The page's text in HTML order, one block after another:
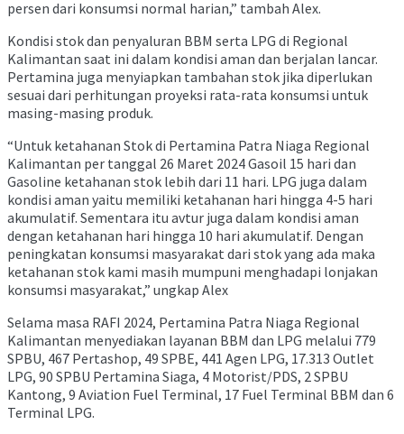
persen dari konsumsi normal harian,” tambah Alex.
Kondisi stok dan penyaluran BBM serta LPG di Regional
Kalimantan saat ini dalam kondisi aman dan berjalan lancar.
Pertamina juga menyiapkan tambahan stok jika diperlukan
sesuai dari perhitungan proyeksi rata-rata konsumsi untuk
masing-masing produk.
“Untuk ketahanan Stok di Pertamina Patra Niaga Regional
Kalimantan per tanggal 26 Maret 2024 Gasoil 15 hari dan
Gasoline ketahanan stok lebih dari 11 hari. LPG juga dalam
kondisi aman yaitu memiliki ketahanan hari hingga 4-5 hari
akumulatif. Sementara itu avtur juga dalam kondisi aman
dengan ketahanan hari hingga 10 hari akumulatif. Dengan
peningkatan konsumsi masyarakat dari stok yang ada maka
ketahanan stok kami masih mumpuni menghadapi lonjakan
konsumsi masyarakat,” ungkap Alex
Selama masa RAFI 2024, Pertamina Patra Niaga Regional
Kalimantan menyediakan layanan BBM dan LPG melalui 779
SPBU, 467 Pertashop, 49 SPBE, 441 Agen LPG, 17.313 Outlet
LPG, 90 SPBU Pertamina Siaga, 4 Motorist/PDS, 2 SPBU
Kantong, 9 Aviation Fuel Terminal, 17 Fuel Terminal BBM dan 6
Terminal LPG.